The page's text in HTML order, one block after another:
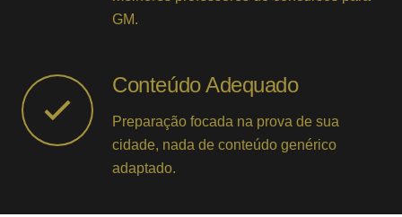
GM.
Conteúdo Adequado
Preparação focada na prova de sua
cidade, nada de conteúdo genérico
adaptado.